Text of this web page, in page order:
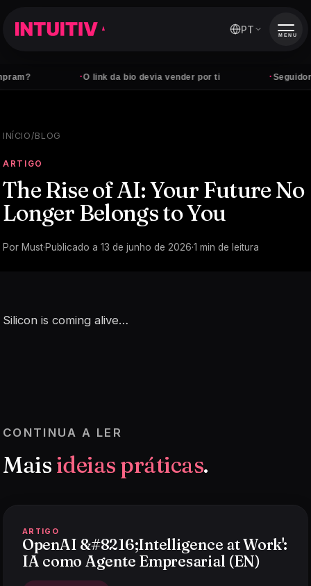
O link da bio devia vender por ti
PT MENU
INÍCIO/BLOG
ARTIGO
The Rise of AI: Your Future No
Longer Belongs to You
Por Must·Publicado a 13 de junho de 2026·1 min de leitura
Silicon is coming alive…
CONTINUA A LER
Mais ideias práticas.
ARTIGO
OpenAI &#8216;Intelligence at Work':
IA como Agente Empresarial (EN)